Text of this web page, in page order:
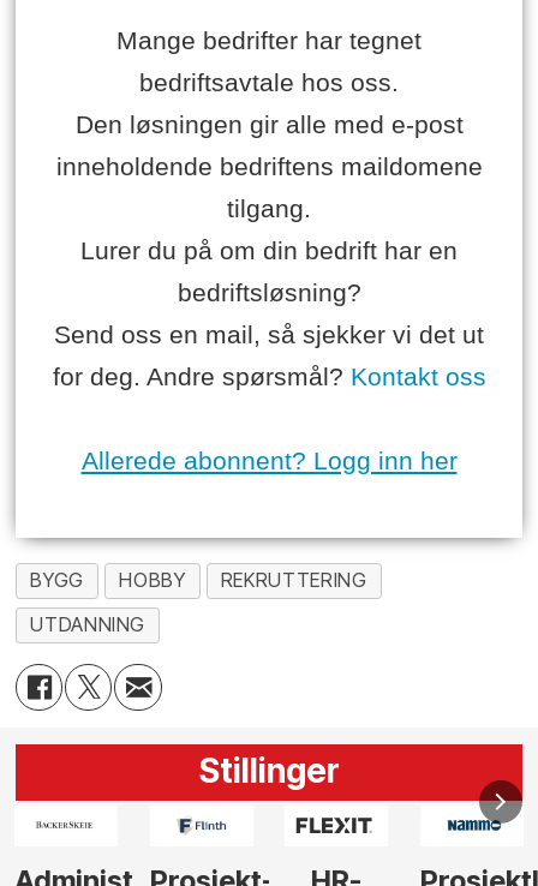
Mange bedrifter har tegnet
bedriftsavtale hos oss.
Den løsningen gir alle med e-post
inneholdende bedriftens maildomene
tilgang.
Lurer du på om din bedrift har en
bedriftsløsning?
Send oss en mail, så sjekker vi det ut
for deg. Andre spørsmål? Kontakt oss
Allerede abonnent? Logg inn her
BYGG HOBBY
REKRUTTERING
UTDANNING
Stillinger